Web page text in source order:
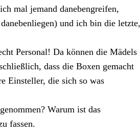
mal jemand danebengreifen,
und ich bin die letzte,
Personal! Da können die Mädels
dass die Boxen gemacht
Einsteller, die sich so was
Warum ist das
fassen.